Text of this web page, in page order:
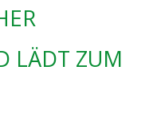
LÄDT ZUM